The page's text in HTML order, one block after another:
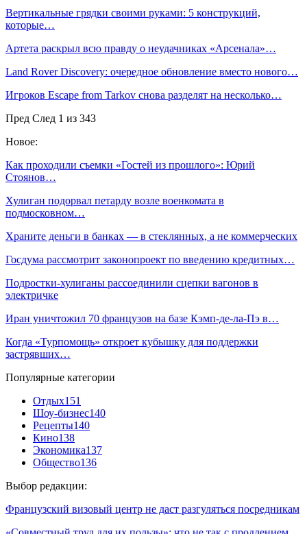
Вертикальные грядки своими руками: 5 конструкций,
которые…
Артета раскрыл всю правду о неудачниках «Арсенала»…
Land Rover Discovery: очередное обновление вместо нового…
Игроков Escape from Tarkov снова разделят на несколько…
Пред След 1 из 343
Новое:
Как проходили съемки «Гостей из прошлого»: Юрий
Стоянов…
Хулиган подорвал петарду возле военкомата в
подмосковном…
Храните деньги в банках — в стеклянных, а не коммерческих
Госдума рассмотрит законопроект по введению кредитных…
Подростки-хулиганы рассоединили сцепки вагонов в
электричке
Иран уничтожил 70 французов на базе Кэмп-де-ла-Пэ в…
Когда «Турпомощь» откроет кубышку для поддержки
застрявших…
Популярные категории
Отдых151
Шоу-бизнес140
Рецепты140
Кино138
Экономика137
Общество136
Выбор редакции:
Французский визовый центр не даст разгуляться посредникам